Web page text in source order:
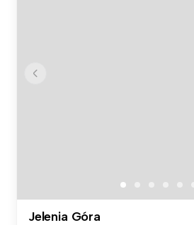
Jelenia Góra